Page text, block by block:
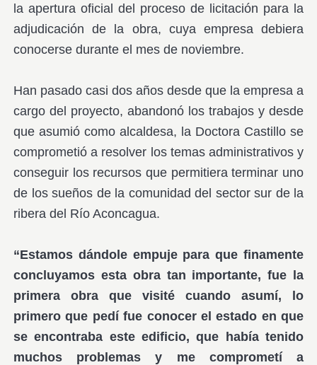
la apertura oficial del proceso de licitación para la
adjudicación de la obra, cuya empresa debiera
conocerse durante el mes de noviembre.
Han pasado casi dos años desde que la empresa a
cargo del proyecto, abandonó los trabajos y desde
que asumió como alcaldesa, la Doctora Castillo se
comprometió a resolver los temas administrativos y
conseguir los recursos que permitiera terminar uno
de los sueños de la comunidad del sector sur de la
ribera del Río Aconcagua.
“Estamos dándole empuje para que finamente
concluyamos esta obra tan importante, fue la
primera obra que visité cuando asumí, lo
primero que pedí fue conocer el estado en que
se encontraba este edificio, que había tenido
muchos problemas y me comprometí a